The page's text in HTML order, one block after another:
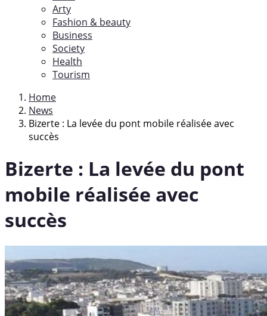
Arty
Fashion & beauty
Business
Society
Health
Tourism
Home
News
Bizerte : La levée du pont mobile réalisée avec
succès
Bizerte : La levée du pont
mobile réalisée avec
succès